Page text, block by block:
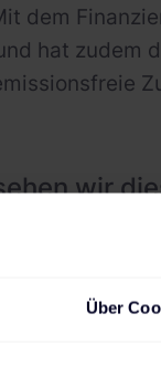
Über
dem
hat zudem
wir
erhöht